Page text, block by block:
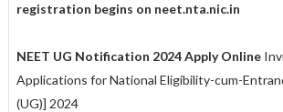
registration begins on neet.nta.nic.in
NEET UG Notification 2024 Apply Online
Applications for National Eligibility-cum-
(UG)] 2024